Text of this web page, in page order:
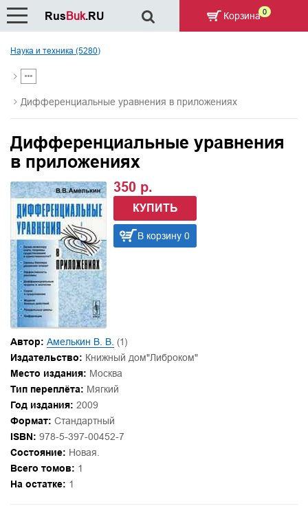
Наука и техника (5280)
Дифференциальные уравнения в приложениях
Дифференциальные уравнения
в приложениях
350 р.
КУПИТЬ
В корзину 0
Автор: Амелькин В. В. (1)
Издательство: Книжный дом"Либроком"
Место издания: Москва
Тип переплёта: Мягкий
Год издания: 2009
Формат: Стандартный
ISBN: 978-5-397-00452-7
Состояние: Новая.
Всего томов: 1
На остатке: 1
RusBuk.RU Корзина 0